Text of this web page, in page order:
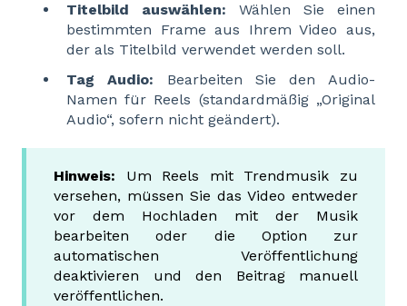
Titelbild auswählen: Wählen Sie einen
bestimmten Frame aus Ihrem Video aus,
der als Titelbild verwendet werden soll.
Tag Audio: Bearbeiten Sie den Audio-
Namen für Reels (standardmäßig „Original
Audio“, sofern nicht geändert).
Hinweis: Um Reels mit Trendmusik zu
versehen, müssen Sie das Video entweder
vor dem Hochladen mit der Musik
bearbeiten oder die Option zur
automatischen Veröffentlichung
deaktivieren und den Beitrag manuell
veröffentlichen.